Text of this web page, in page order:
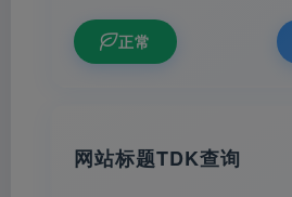
正常
网站标题TDK查询